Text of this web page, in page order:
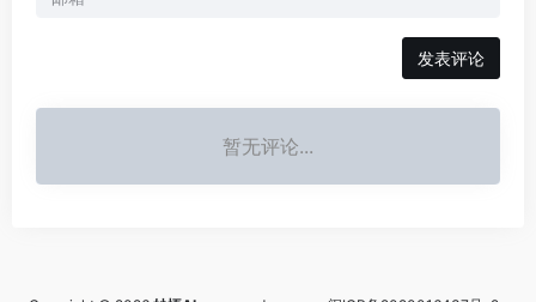
发表评论
暂无评论...